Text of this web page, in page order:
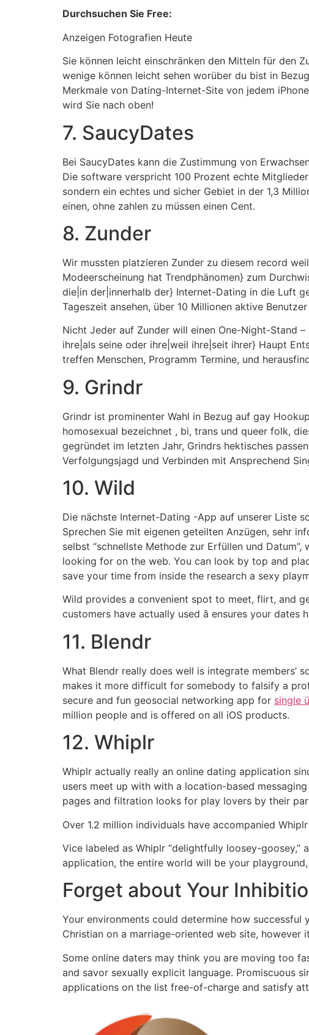
Durchsuchen Sie Free:
Anzeigen Fotografien Heute
Sie können leicht einschränken den Mitteln für den
wenige können leicht sehen worüber du bist in
Merkmale von Dating-Internet-Site von jedem
wird Sie nach oben!
7. SaucyDates
Bei SaucyDates kann die Zustimmung von
Die software verspricht 100 Prozent echte
sondern ein echtes und sicher Gebiet in der 1,3
einen, ohne zahlen zu müssen einen Cent.
8. Zunder
Wir mussten platzieren Zunder zu diesem record
Modeerscheinung hat Trendphänomen} zum
die|in der|innerhalb der} Internet-Dating in die Luft
Tageszeit ansehen, über 10 Millionen aktive
Nicht Jeder auf Zunder will einen One-Night-Stand
ihre|als seine oder ihre|weil ihre|seit ihrer} Haupt
treffen Menschen, Programm Termine, und
9. Grindr
Grindr ist prominenter Wahl in Bezug auf gay
homosexual bezeichnet , bi, trans und queer folk,
gegründet im letzten Jahr, Grindrs hektisches
Verfolgungsjagd und Verbinden mit Ansprechend
10. Wild
Die nächste Internet-Dating -App auf unserer Liste
Sprechen Sie mit eigenen geteilten Anzügen, sehr
selbst “schnellste Methode zur Erfüllen und
looking for on the web. You can look by top and
save your time from inside the research a sexy
Wild provides a convenient spot to meet, flirt, and
customers have actually used â ensures your
11. Blendr
What Blendr really does well is integrate members’
makes it more difficult for somebody to falsify a
secure and fun geosocial networking app for single
million people and is offered on all iOS products.
12. Whiplr
Whiplr actually really an online dating application
users meet up with with a location-based
pages and filtration looks for play lovers by their
Over 1.2 million individuals have accompanied
Vice labeled as Whiplr “delightfully loosey-
application, the entire world will be your
Forget about Your
Your environments could determine how
Christian on a marriage-oriented web site,
Some online daters may think you are moving too
and savor sexually explicit language. Promiscuous
applications on the list free-of-charge and satisfy